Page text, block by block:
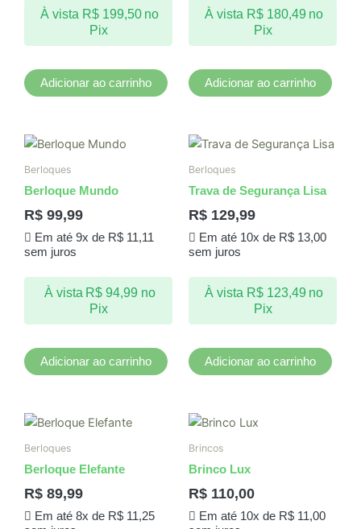
À vista R$199,50 no
Pix
Adicionar ao carrinho
À vista R$180,49 no
Pix
Adicionar ao carrinho
Berloques
Berloque Mundo
R$ 99,99
Em até 9x de R$11,11
sem juros
À vista R$ 94,99 no
Pix
Adicionar ao carrinho
Berloques
Trava de Segurança Lisa
R$ 129,99
Em até 10x de R$13,00
sem juros
À vista R$123,49 no
Pix
Adicionar ao carrinho
Berloques
Berloque Elefante
R$ 89,99
Em até 8x de R$11,25
Brincos
Brinco Lux
R$ 110,00
Em até 10x de R$11,00